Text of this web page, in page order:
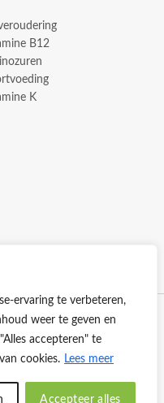
ervaring te verbeteren,
weer te geven en
accepteren" te
cookies. Lees meer
Accepteer alles
B12
K